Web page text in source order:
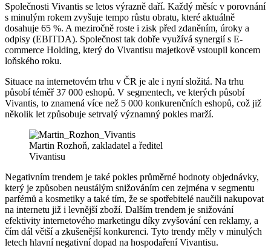
Společnosti Vivantis se letos výrazně daří. Každý měsíc v porovnání
s minulým rokem zvyšuje tempo růstu obratu, které aktuálně
dosahuje 65 %. A meziročně roste i zisk před zdaněním, úroky a
odpisy (EBITDA). Společnost tak dobře využívá synergií s E-
commerce Holding, který do Vivantisu majetkově vstoupil koncem
loňského roku.
Situace na internetovém trhu v ČR je ale i nyní složitá. Na trhu
působí téměř 37 000 eshopů. V segmentech, ve kterých působí
Vivantis, to znamená více než 5 000 konkurenčních eshopů, což již
několik let způsobuje setrvalý významný pokles marží.
Martin Rozhoň, zakladatel a ředitel
Vivantisu
Negativním trendem je také pokles průměrné hodnoty objednávky,
který je způsoben neustálým snižováním cen zejména v segmentu
parfémů a kosmetiky a také tím, že se spotřebitelé naučili nakupovat
na internetu již i levnější zboží. Dalším trendem je snižování
efektivity internetového marketingu díky zvyšování cen reklamy, a
čím dál větší a zkušenější konkurenci. Tyto trendy měly v minulých
letech hlavní negativní dopad na hospodaření Vivantisu.